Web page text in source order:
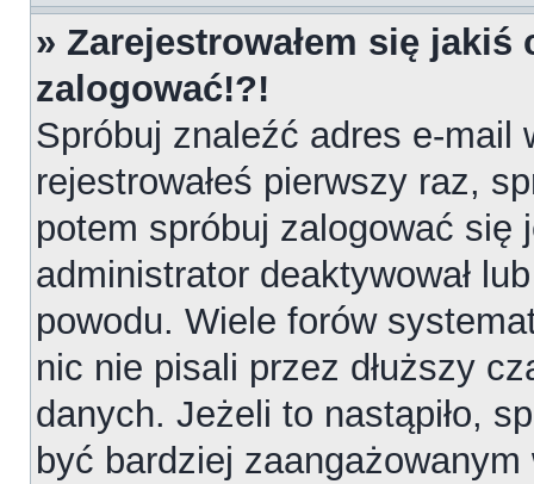
» Zarejestrowałem się
zalogować!?!
Spróbuj znaleźć adres e-mail
rejestrowałeś pierwszy raz,
potem spróbuj zalogować
administrator deaktywował
powodu. Wiele forów
nic nie pisali przez dłuższy
danych. Jeżeli to nastąpiło,
być bardziej